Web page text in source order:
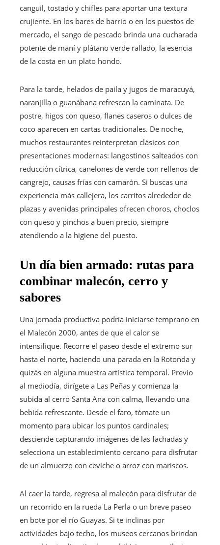
canguil, tostado y chifles para aportar una textura
crujiente. En los bares de barrio o en los puestos de
mercado, el sango de pescado brinda una cucharada
potente de maní y plátano verde rallado, la esencia
de la costa en un plato hondo.
Para la tarde, helados de paila y jugos de maracuyá,
naranjilla o guanábana refrescan la caminata. De
postre, higos con queso, flanes caseros o dulces de
coco aparecen en cartas tradicionales. De noche,
muchos restaurantes reinterpretan clásicos con
presentaciones modernas: langostinos salteados con
reducción cítrica, canelones de verde con rellenos de
cangrejo, causas frías con camarón. Si buscas una
experiencia más callejera, los carritos alrededor de
plazas y avenidas principales ofrecen choros, choclos
con queso y pinchos a buen precio, siempre
atendiendo a la higiene del puesto.
Un día bien armado: rutas para
combinar malecón, cerro y
sabores
Una jornada productiva podría iniciarse temprano en
el Malecón 2000, antes de que el calor se
intensifique. Recorre el paseo desde el extremo sur
hasta el norte, haciendo una parada en la Rotonda y
quizás en alguna muestra artística temporal. Previo
al mediodía, dirígete a Las Peñas y comienza la
subida al cerro Santa Ana con calma, llevando una
bebida refrescante. Desde el faro, tómate un
momento para ubicar los puntos cardinales;
desciende capturando imágenes de las fachadas y
selecciona un establecimiento cercano para disfrutar
de un almuerzo con ceviche o arroz con mariscos.
Al caer la tarde, regresa al malecón para disfrutar de
un recorrido en la rueda La Perla o un breve paseo
en bote por el río Guayas. Si te inclinas por
actividades bajo techo, los museos cercanos brindan